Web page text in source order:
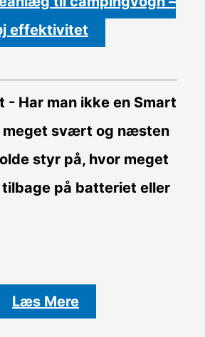
effektivitet
- Har man ikke en Smart
meget svært og næsten
styr på, hvor meget
på batteriet eller
Læs Mere